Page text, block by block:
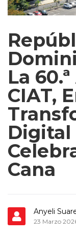
La
CIAT,
Digital
Cana
Anyeli
23 Marzo